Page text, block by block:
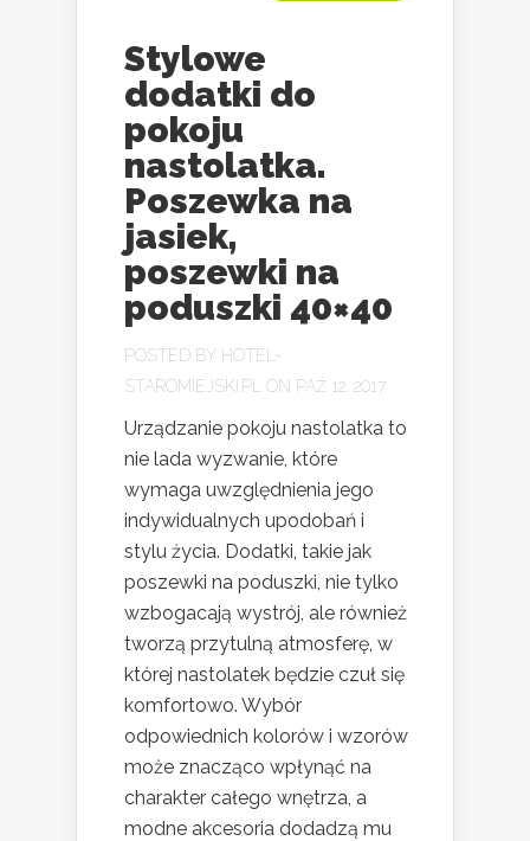
Stylowe
dodatki do
pokoju
nastolatka.
Poszewka na
jasiek,
poszewki na
poduszki 40×40
POSTED BY HOTEL-
STAROMIEJSKI.PL
ON PAŹ 12, 2017
Urządzanie pokoju nastolatka to
nie lada wyzwanie, które
wymaga uwzględnienia jego
indywidualnych upodobań i
stylu życia. Dodatki, takie jak
poszewki na poduszki, nie tylko
wzbogacają wystrój, ale również
tworzą przytulną atmosferę, w
której nastolatek będzie czuł się
komfortowo. Wybór
odpowiednich kolorów i wzorów
może znacząco wpłynąć na
charakter całego wnętrza, a
modne akcesoria dodadzą mu